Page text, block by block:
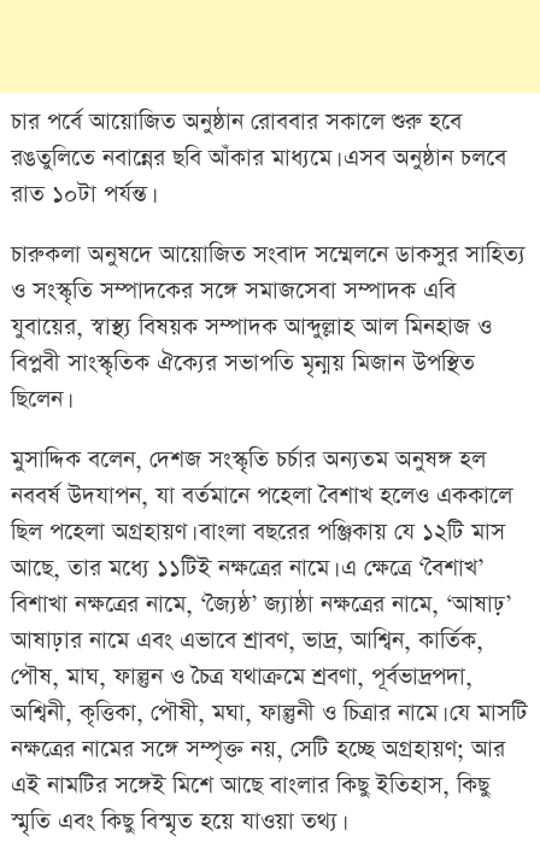
চার পর্বে আয়োজিত অনুষ্ঠান রোববার সকালে শুরু হবে
রঙতুলিতে নবান্নের ছবি আঁকার মাধ্যমে। এসব অনুষ্ঠান চলবে
রাত ১০টা পর্যন্ত।
চারুকলা অনুষদে আয়োজিত সংবাদ সম্মেলনে ডাকসুর সাহিত্য
ও সংস্কৃতি সম্পাদকের সঙ্গে সমাজসেবা সম্পাদক এবি
যুবায়ের, স্বাস্থ্য বিষয়ক সম্পাদক আব্দুল্লাহ আল মিনহাজ ও
বিপ্লবী সাংস্কৃতিক ঐক্যের সভাপতি মৃন্ময় মিজান উপস্থিত
ছিলেন।
মুসাদ্দিক বলেন, দেশজ সংস্কৃতি চর্চার অন্যতম অনুষঙ্গ হল
নববর্ষ উদযাপন, যা বর্তমানে পহেলা বৈশাখ হলেও এককালে
ছিল পহেলা অগ্রহায়ণ। বাংলা বছরের পঞ্জিকায় যে ১২টি মাস
আছে, তার মধ্যে ১১টিই নক্ষত্রের নামে। এ ক্ষেত্রে ‘বৈশাখ’
বিশাখা নক্ষত্রের নামে, ‘জ্যৈষ্ঠ’ জ্যাষ্ঠা নক্ষত্রের নামে, ‘আষাঢ়’
আষাঢ়ার নামে এবং এভাবে শ্রাবণ, ভাদ্র, আশ্বিন, কার্তিক,
পৌষ, মাঘ, ফাল্গুন ও চৈত্র যথাক্রমে শ্রবণা, পূর্বভাদ্রপদা,
অশ্বিনী, কৃত্তিকা, পৌষী, মঘা, ফাল্গুনী ও চিত্রার নামে। যে মাসটি
নক্ষত্রের নামের সঙ্গে সম্পৃক্ত নয়, সেটি হচ্ছে অগ্রহায়ণ; আর
এই নামটির সঙ্গেই মিশে আছে বাংলার কিছু ইতিহাস, কিছু
স্মৃতি এবং কিছু বিস্মৃত হয়ে যাওয়া তথ্য।